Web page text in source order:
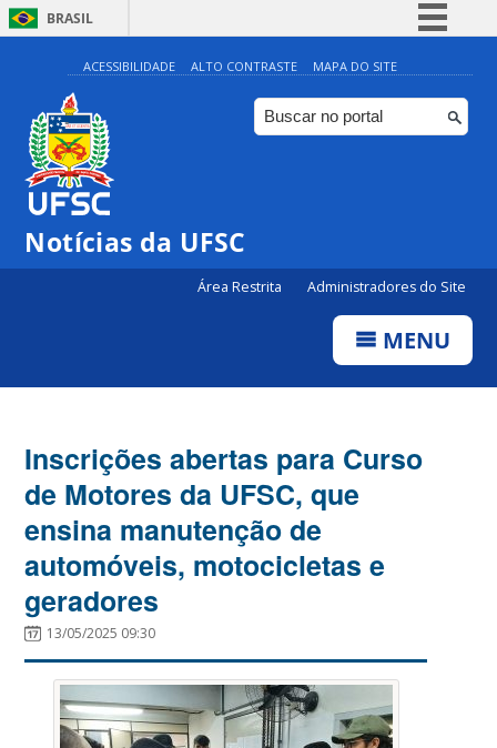
BRASIL
Simplifique!
Comunica BR
Participe
ACESSIBILIDADE ALTO CONTRASTE MAPA DO SITE
Notícias da UFSC
Área Restrita Administradores do Site
MENU
Inscrições abertas para Curso
de Motores da UFSC, que
ensina manutenção de
automóveis, motocicletas e
geradores
13/05/2025 09:30